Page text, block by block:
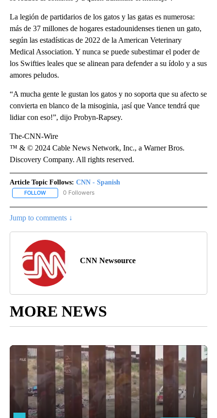
La legión de partidarios de los gatos y las gatas es numerosa:
más de 37 millones de hogares estadounidenses tienen un gato,
según las estadísticas de 2022 de la American Veterinary
Medical Association. Y nunca se puede subestimar el poder de
los Swifties leales que se alinean para defender a su ídolo y a sus
amores peludos.
“A mucha gente le gustan los gatos y no soporta que su afecto se
convierta en blanco de la misoginia, ¡así que Vance tendrá que
lidiar con eso!”, dijo Probyn-Rapsey.
The-CNN-Wire
™ & © 2024 Cable News Network, Inc., a Warner Bros.
Discovery Company. All rights reserved.
Article Topic Follows: CNN - Spanish
FOLLOW FOLLOW "CNN - SPANISH" TO RECEIVE NOTIFICATIONS ABOUT
0 Followers
Jump to comments ↓
CNN Newsource
MORE NEWS